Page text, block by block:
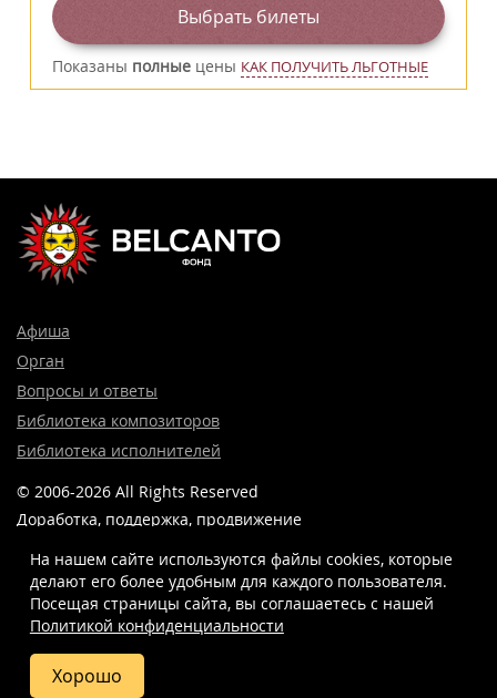
Выбрать билеты
Показаны полные цены КАК ПОЛУЧИТЬ ЛЬГОТНЫЕ
Афиша
Орган
Вопросы и ответы
Библиотека композиторов
Библиотека исполнителей
© 2006-2026 All Rights Reserved
Доработка, поддержка, продвижение
8 (499) 923-22-78
info@belcantofund.com
На нашем сайте используются файлы cookies, которые
делают его более удобным для каждого пользователя.
Посещая страницы сайта, вы соглашаетесь c нашей
Политикой конфиденциальности
Хорошо